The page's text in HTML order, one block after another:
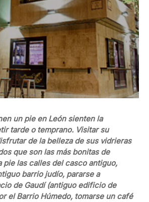
un pie en León sienten la
tarde o temprano. Visitar su
de la belleza de sus vidrieras
que son las más bonitas de
pie las calles del casco antiguo,
barrio judío, pararse a
de Gaudí (antiguo edificio de
el Barrio Húmedo, tomarse un café